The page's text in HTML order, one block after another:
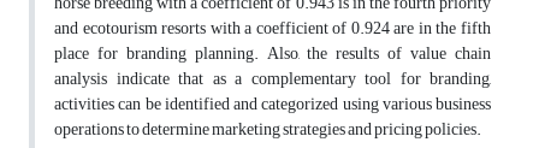
and ecotourism resorts with a coefficient of 0.924 are in the fifth
place for branding planning. Also, the results of value chain
analysis indicate that as a complementary tool for branding,
activities can be identified and categorized using various business
operations to determine marketing strategies and pricing policies.